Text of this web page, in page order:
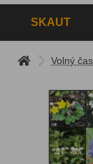
SKAUT
Volný čas